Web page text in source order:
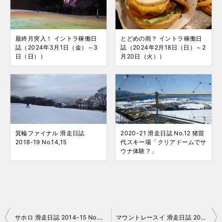
最終月突入！ イントラ稼働日
誌（2024年3月1日（金）～3
日（日））
とどめの雨？ イントラ稼働日
誌（2024年2月18日（日）～2
月20日（火））
箕輪ファイナル 滑走日誌
2018-19 No.14,15
2020-21 滑走日誌 No.12 猪苗
代スキー場「クリアドームでサ
ウナ体験？」
投
サホロ 滑走日誌 2014-15 No.009 マウントレースイ 滑走日誌 2014-15 No.011